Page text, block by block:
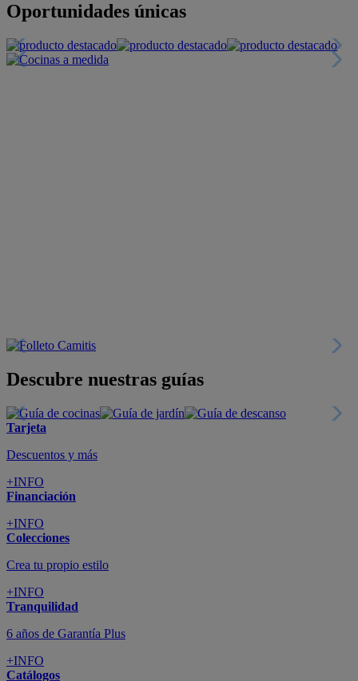
Oportunidades únicas
Descubre nuestras guías
Tarjeta
Descuentos y más
+INFO
Financiación
+INFO
Colecciones
Crea tu propio estilo
+INFO
Tranquilidad
6 años de Garantía Plus
+INFO
Catálogos